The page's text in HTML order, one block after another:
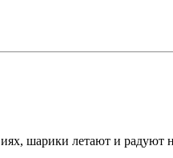
шарики летают и радуют